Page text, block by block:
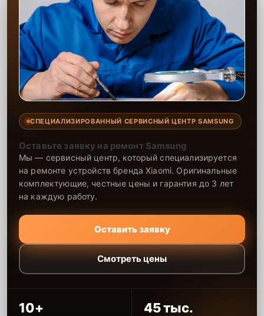
СПЕЦИАЛИЗИРОВАННЫЙ СЕРВИСНЫЙ ЦЕНТР SAMSUNG
Оставьте заявку на ремонт Samsung
Мы — сервисный центр, который специализируется
на ремонте устройств бренда Xiaomi. Оригинальные
комплектующие, честные цены и гарантия до 3 лет
на каждую работу.
Оставить заявку
Смотреть цены
10+ 45 тыс.